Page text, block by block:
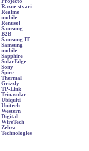
Razne stvari
Realme
mobile
Renusol
Samsung
B2B
Samsung IT
Samsung
mobile
Sapphire
SolarEdge
Sony
Spire
Thermal
Grizzly
TP-Link
Trinasolar
Ubiquiti
Unitech
Western
Digital
WireTech
Zebra
Technologies